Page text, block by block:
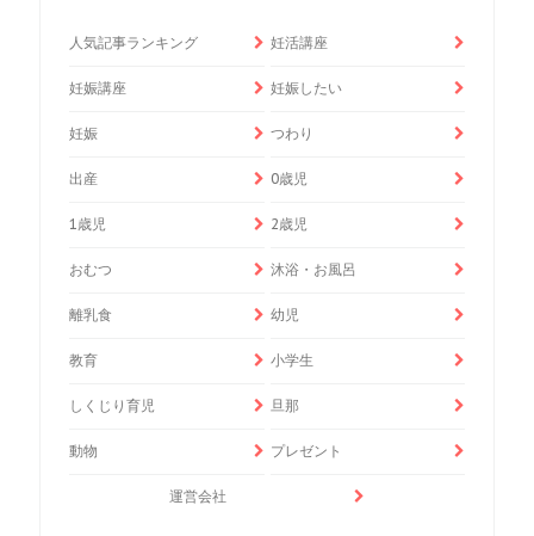
人気記事ランキング 妊活講座
妊娠講座 妊娠したい
妊娠 つわり
出産 0歳児
1歳児 2歳児
おむつ 沐浴・お風呂
離乳食 幼児
教育 小学生
しくじり育児 旦那
動物 プレゼント
運営会社